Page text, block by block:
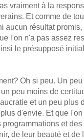
vraiment à la
Et comme de
aucun résultat
l'on n'a pas assez
le présupposé
Oh si peu. Un
peu moins de
et un peu plus
d'envie. Et que
et
de leur beauté et